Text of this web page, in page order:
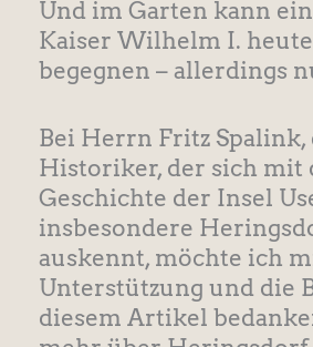
Und im Garten kann
Kaiser Wilhelm I.
begegnen – allerdings
Bei Herrn Fritz Spalink,
Historiker, der sich mit
Geschichte der Insel
insbesondere
auskennt, möchte ich
Unterstützung und die
diesem Artikel